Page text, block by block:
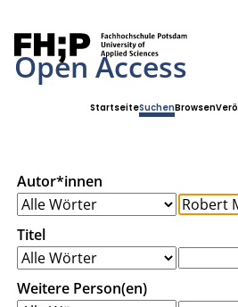
Open Access
StartseiteSuchenBrowsen
Autor*innen
Titel
Weitere Person(en)